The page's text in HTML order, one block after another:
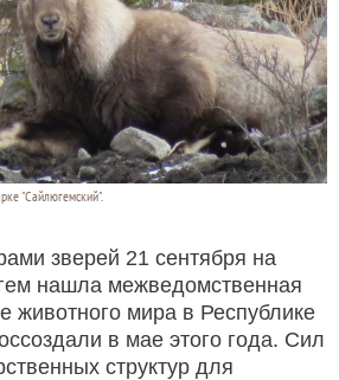
"Сайлюгемский".
зверей 21 сентября на
нашла межведомственная
животного мира в Республике
в мае этого года. Сил
структур для